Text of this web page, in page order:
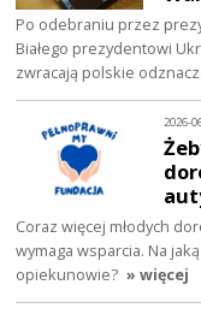
Po odebraniu przez
Białego prezydentowi
zwracają polskie
2026-
Coraz więcej młodych
wymaga wsparcia. Na
opiekunowie? » więcej